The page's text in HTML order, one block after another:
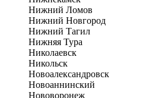
Нижний Ломов
Нижний Новгород
Нижний Тагил
Нижняя Тура
Николаевск
Никольск
Новоалександровск
Новоаннинский
Нововоронеж